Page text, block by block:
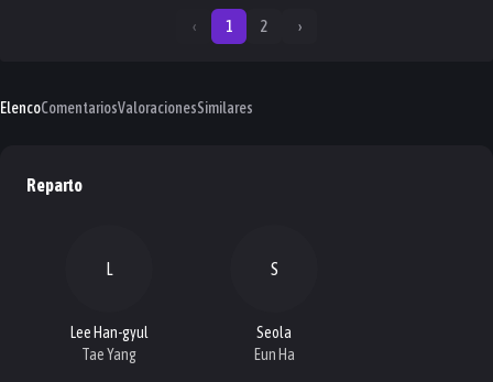
‹ 1 2 ›
ElencoComentariosValoracionesSimilares
Reparto
L
Lee Han-gyul
Tae Yang
S
Seola
Eun Ha